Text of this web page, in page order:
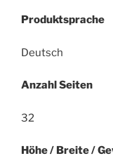
Produktsprache
Deutsch
Anzahl Seiten
32
Höhe / Breite /